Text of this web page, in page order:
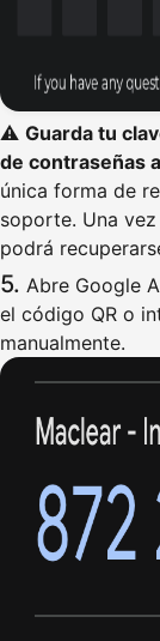
⚠️ Guarda tu
de contraseñas
única forma de
soporte. Una
podrá
Abre Google
el código QR o
manualmente.